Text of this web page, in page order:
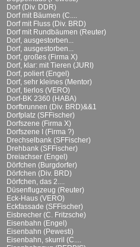
Dorf (Div. DDR)
Dorf mit Bäumen (C....
Dorf mit Fluss (Div. BRD)
Dorf mit Rundbäumen (Reuter)
Dorf, ausgestorben...
Dorf, ausgestorben...
Dorf, großes (Firma X)
Dorf, klar: mit Tieren (JURI)
Dorf, poliert (Engel)
Dorf, sehr kleines (Mentor)
Dorf, tierlos (VERO)
Dorf-BK 2360 (HABA)
Dorfbrunnen (Div. BRD)&&1
Dorfplatz (SFFischer)
Dorfszene (Firma X)
Dorfszene I (Firma ?)
Drechselbank (SFFischer)
Drehbank (SFFischer)
Dreiachser (Engel)
Dörfchen (Burgdorfer)
Dörfchen (Div. BRD)
Dörfchen, das 2....
Düsenflugzeug (Reuter)
Eck-Haus (VERO)
Eckfassade (SFFischer)
Eisbrecher (C. Fritzsche)
Eisenbahn (Engel)
Eisenbahn (Pewesti)
Eisenbahn, skurril (C....